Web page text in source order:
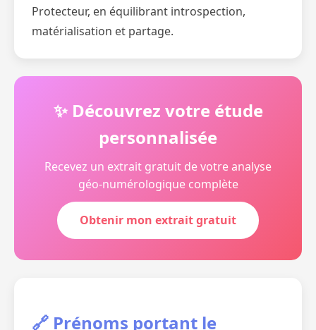
Protecteur, en équilibrant introspection,
matérialisation et partage.
✨ Découvrez votre étude
personnalisée
Recevez un extrait gratuit de votre analyse
géo-numérologique complète
Obtenir mon extrait gratuit
🔗 Prénoms portant le